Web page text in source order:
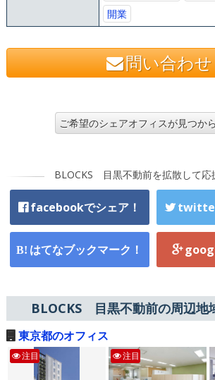
開業
問い合わせ
ご希望のシェアオフィスが見つか
BLOCKS 目黒不動前を拡散して応
facebookでシェア！ twitter
はてなブックマーク！
BLOCKS 目黒不動前の周辺地
東京都のオフィス
注目 注目